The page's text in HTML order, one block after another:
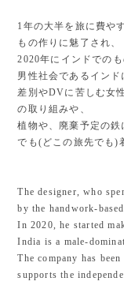
1年の大半を旅に費や
もの作りに魅了され、
2020年にインドでの
男性社会であるインド
差別やDVに苦しむ女
の取り組みや、
植物や、廃棄予定の
でも(どこの旅先でも)
The designer, who
by the handwork-
In 2020, he started
India is a male-
The company has
supports the